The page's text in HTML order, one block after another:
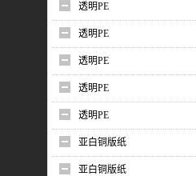
透明PE
透明PE
透明PE
透明PE
透明PE
亚白铜版纸
亚白铜版纸